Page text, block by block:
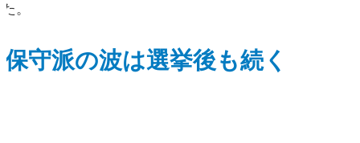
。
保守派の波は選挙後も続く